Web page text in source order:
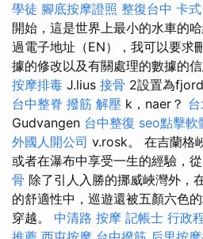
學徒 腳底按摩證照 整復台中 卡
開始，這是世界上最小的水車的
過電子地址（EN），我可以要求
據的修改以及有關處理的數據的信
按摩排毒 J.lius 接骨 2設置為
台中整脊 撥筋 解壓 k，naer？
Gudvangen 台中整復 seo點擊軟
外國人開公司 v.rosk。 在吉蘭格
或者在瀑布中享受一生的經驗，
骨 除了引人入勝的挪威峽灣外，
的舒適性中，巡遊還被五顏六色
穿越。 中清路 按摩 記帳士 行政